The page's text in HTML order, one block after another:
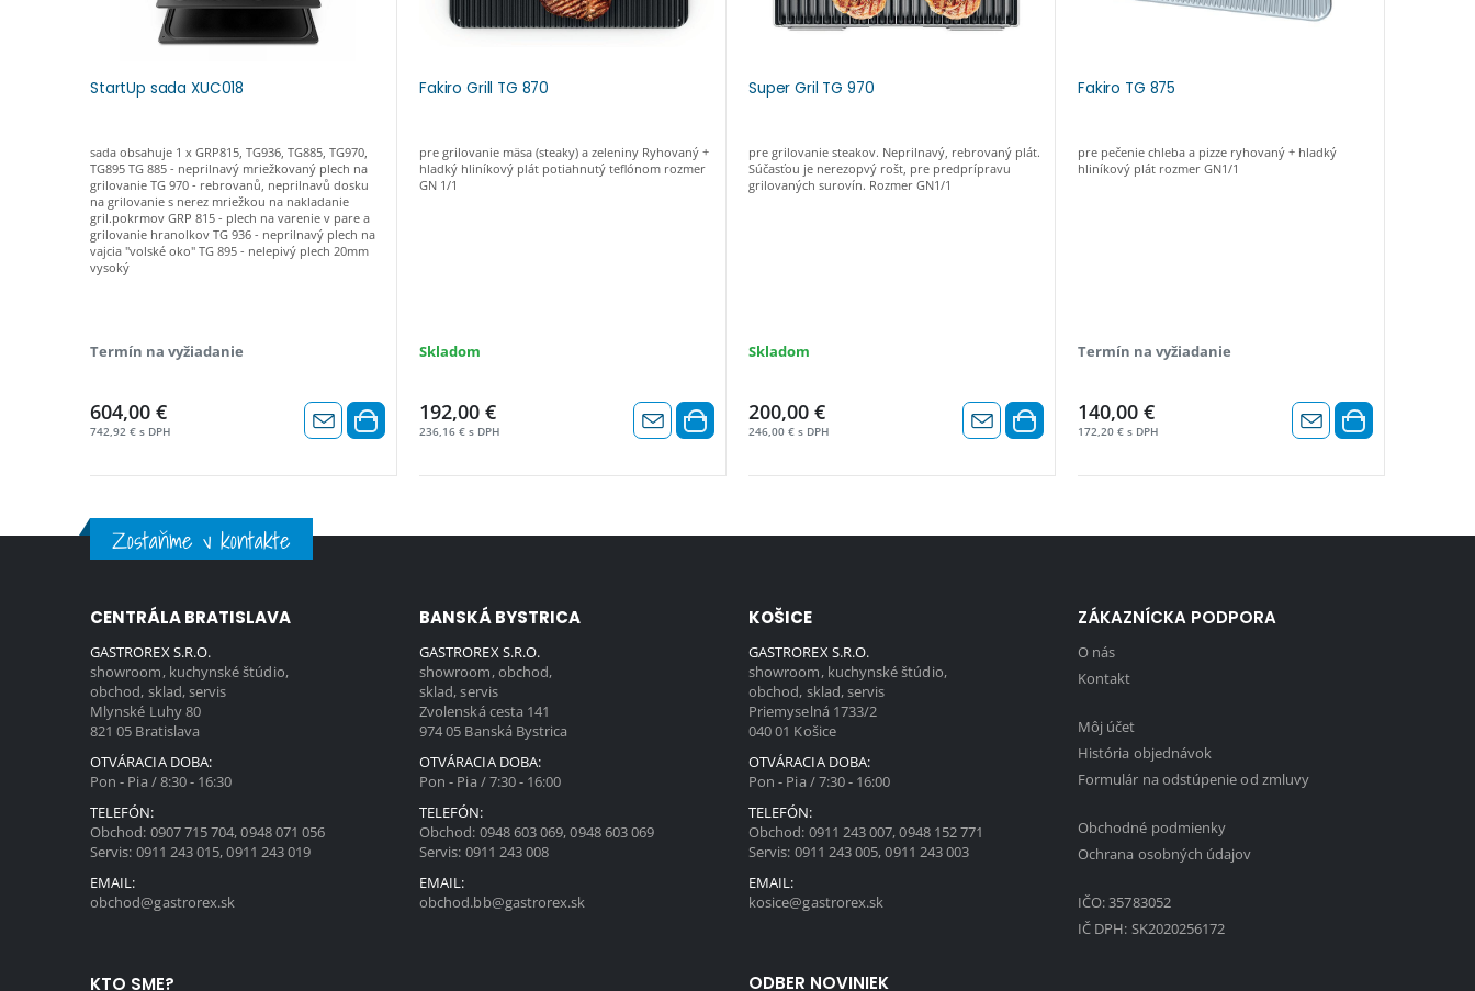
StartUp sada XUC018
sada obsahuje 1 x GRP815, TG936, TG885, TG970,
TG895 TG 885 - neprilnavý mriežkovaný plech na
grilovanie TG 970 - rebrovanů, neprilnavů dosku
na grilovanie s nerez mriežkou na nakladanie
gril.pokrmov GRP 815 - plech na varenie v pare a
grilovanie hranolkov TG 936 - neprilnavý plech na
vajcia "volské oko" TG 895 - nelepivý plech 20mm
vysoký
Termín na vyžiadanie
604,00 €
742,92 € s DPH
Fakiro Grill TG 870
pre grilovanie mäsa (steaky) a zeleniny Ryhovaný +
hladký hliníkový plát potiahnutý teflónom rozmer
GN 1/1
Skladom
192,00 €
236,16 € s DPH
Super Gril TG 970
pre grilovanie steakov. Neprilnavý, rebrovaný plát.
Súčasťou je nerezopvý rošt, pre predprípravu
grilovaných surovín. Rozmer GN1/1
Skladom
200,00 €
246,00 € s DPH
Fakiro TG 875
pre pečenie chleba a pizze ryhovaný + hladký
hliníkový plát rozmer GN1/1
Termín na vyžiadanie
140,00 €
172,20 € s DPH
Zostaňme v kontakte
CENTRÁLA BRATISLAVA
GASTROREX S.R.O.
showroom, kuchynské štúdio,
obchod, sklad, servis
Mlynské Luhy 80
821 05 Bratislava
OTVÁRACIA DOBA:
Pon - Pia / 8:30 - 16:30
TELEFÓN:
Obchod: 0907 715 704,0948 071 056
Servis: 0911 243 015,0911 243 019
EMAIL:
obchod@gastrorex.sk
BANSKÁ BYSTRICA
GASTROREX S.R.O.
showroom, obchod,
sklad, servis
Zvolenská cesta 141
974 05 Banská Bystrica
OTVÁRACIA DOBA:
Pon - Pia / 7:30 - 16:00
TELEFÓN:
Obchod: 0948 603 069,0948 603 069
Servis: 0911 243 008
EMAIL:
obchod.bb@gastrorex.sk
KOŠICE
GASTROREX S.R.O.
showroom, kuchynské štúdio,
obchod, sklad, servis
Priemyselná 1733/2
040 01 Košice
OTVÁRACIA DOBA:
Pon - Pia / 7:30 - 16:00
TELEFÓN:
Obchod: 0911 243 007,0948 152 771
Servis: 0911 243 005,0911 243 003
EMAIL:
kosice@gastrorex.sk
ZÁKAZNÍCKA PODPORA
O nás
Kontakt
Môj účet
História objednávok
Formulár na odstúpenie od zmluvy
Obchodné podmienky
Ochrana osobných údajov
IČO: 35783052
IČ DPH: SK2020256172
KTO SME? ODBER NOVINIEK